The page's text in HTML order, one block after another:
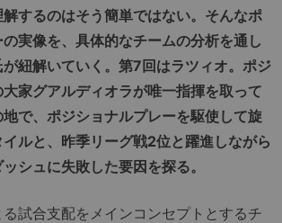
するのはそう簡単ではない。そんなポ
実像を、具体的なチームの分析を通し
紐解いていく。第7回はラツィオ。ポジ
家グアルディオラが唯一指揮を取って
で、ポジショナルプレーを駆使して旋
ルと、昨季リーグ戦2位と躍進しながら
シュに失敗した要因を探る。
試合支配をメインコンセプトとするチ